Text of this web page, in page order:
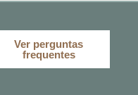
Ver perguntas
frequentes